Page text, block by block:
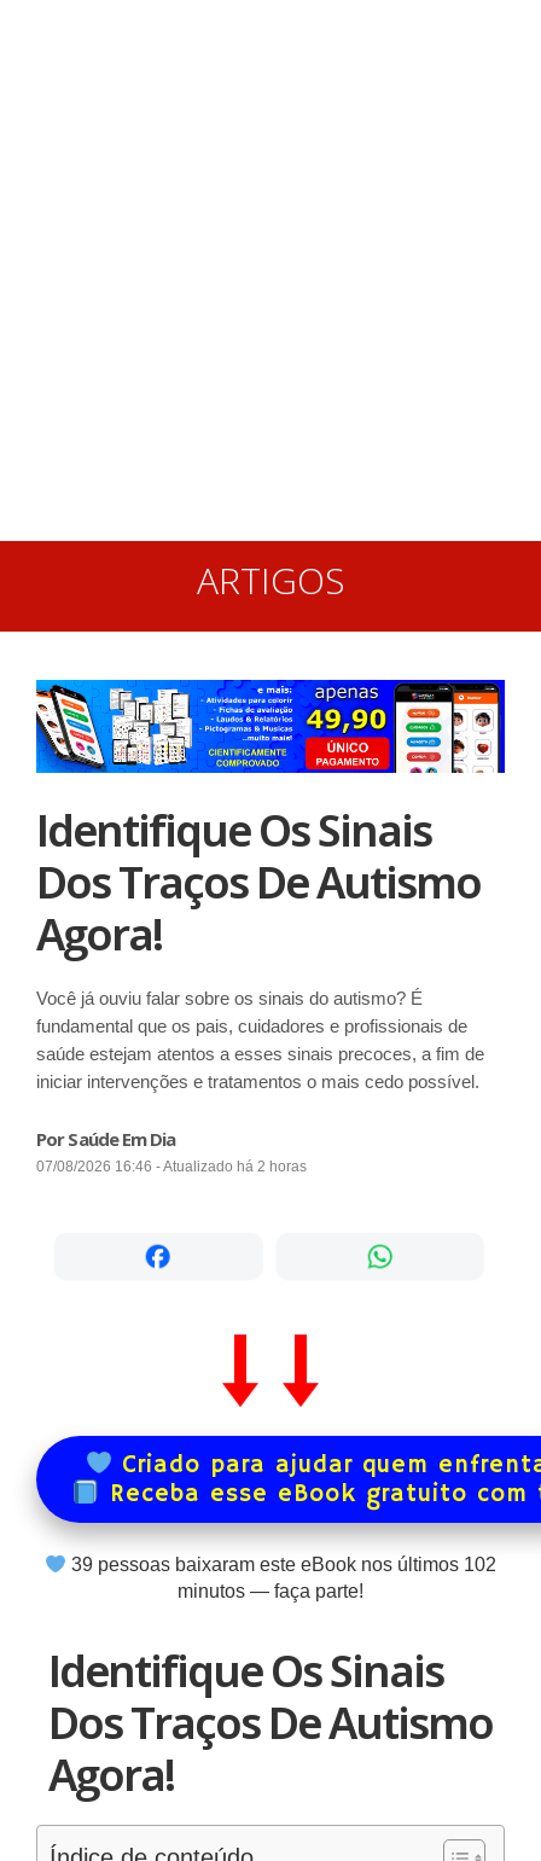
ARTIGOS
Identifique Os Sinais
Dos Traços De Autismo
Agora!
Você já ouviu falar sobre os sinais do autismo? É
fundamental que os pais, cuidadores e profissionais de
saúde estejam atentos a esses sinais precoces, a fim de
iniciar intervenções e tratamentos o mais cedo possível.
Por Saúde Em Dia
07/08/2026 16:46 - Atualizado há 2 horas
Criado para ajudar quem
Receba esse eBook gratuito
39 pessoas baixaram este eBook nos últimos 102
minutos — faça parte!
Identifique Os Sinais
Dos Traços De Autismo
Agora!